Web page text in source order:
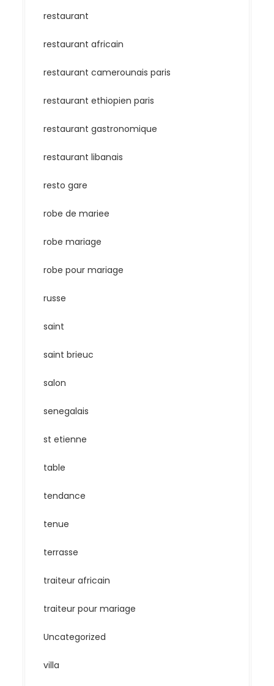
restaurant
restaurant africain
restaurant camerounais paris
restaurant ethiopien paris
restaurant gastronomique
restaurant libanais
resto gare
robe de mariee
robe mariage
robe pour mariage
russe
saint
saint brieuc
salon
senegalais
st etienne
table
tendance
tenue
terrasse
traiteur africain
traiteur pour mariage
Uncategorized
villa